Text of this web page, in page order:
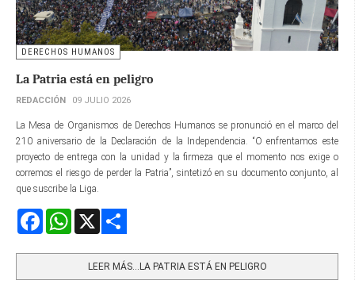
DERECHOS HUMANOS
La Patria está en peligro
REDACCIÓN 09 JULIO 2026
La Mesa de Organismos de Derechos Humanos se pronunció en el marco del
210 aniversario de la Declaración de la Independencia. “O enfrentamos este
proyecto de entrega con la unidad y la firmeza que el momento nos exige o
corremos el riesgo de perder la Patria”, sintetizó en su documento conjunto, al
que suscribe la Liga.
FacebookWhatsApp
LEER MÁS…LA PATRIA ESTÁ EN PELIGRO